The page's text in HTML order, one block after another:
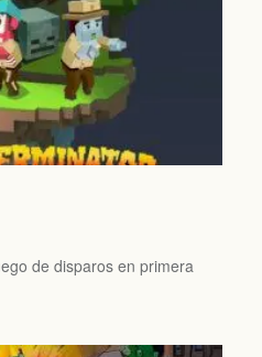
de disparos en primera